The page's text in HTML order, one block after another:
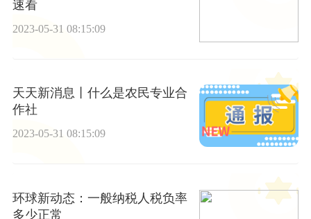
速看
2023-05-31 08:15:09
天天新消息丨什么是农民专业合
作社
2023-05-31 08:15:09
环球新动态：一般纳税人税负率
多少正常